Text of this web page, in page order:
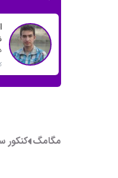
مگامگ کنکور